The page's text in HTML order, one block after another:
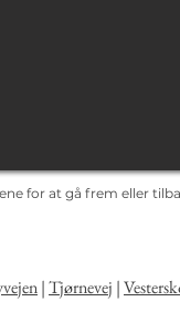
for at gå frem eller
|Tjørnevej |